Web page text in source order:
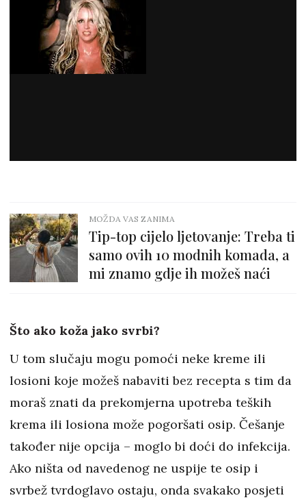
MOŽDA VAS ZANIMA
Tip-top cijelo ljetovanje: Treba ti
samo ovih 10 modnih komada, a
mi znamo gdje ih možeš naći
Što ako koža jako svrbi?
U tom slučaju mogu pomoći neke kreme ili
losioni koje možeš nabaviti bez recepta s tim da
moraš znati da prekomjerna upotreba teških
krema ili losiona može pogoršati osip. Češanje
također nije opcija – moglo bi doći do infekcija.
Ako ništa od navedenog ne uspije te osip i
svrbež tvrdoglavo ostaju, onda svakako posjeti